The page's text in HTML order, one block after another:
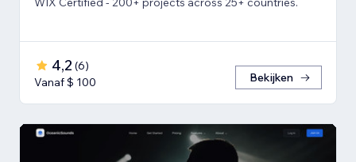
4,2 (6)
Vanaf $ 100
Bekijken